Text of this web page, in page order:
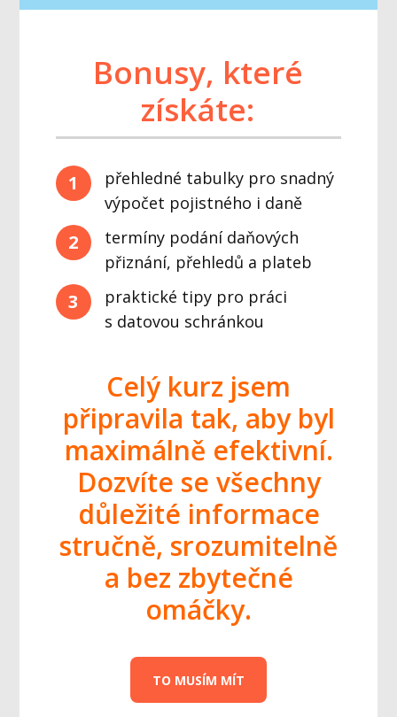
Bonusy, které
získáte:
1
přehledné tabulky pro snadný
výpočet pojistného i daně
2
termíny podání daňových
přiznání, přehledů a plateb
3
praktické tipy pro práci
s datovou schránkou
Celý kurz jsem
připravila tak, aby byl
maximálně efektivní.
Dozvíte se všechny
důležité informace
stručně, srozumitelně
a bez zbytečné
omáčky.
TO MUSÍM MÍT